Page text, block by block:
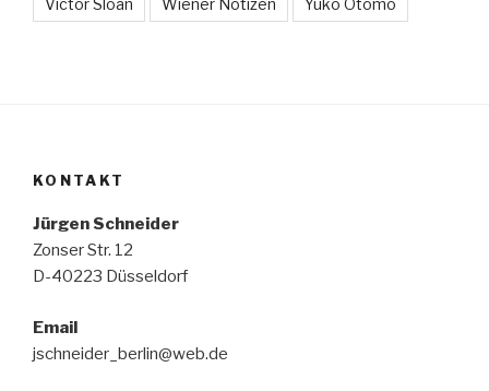
KONTAKT
Jürgen Schneider
Zonser Str. 12
D-40223 Düsseldorf
Email
jschneider_berlin@web.de